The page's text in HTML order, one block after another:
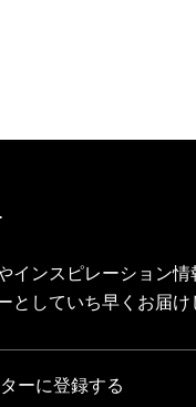
インスピレーション情
としていち早くお届け
ーに登録する